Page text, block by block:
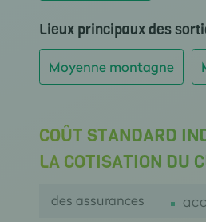
Lieux principaux des
Moyenne montagne
COÛT STANDARD
LA COTISATION DU
des assurances